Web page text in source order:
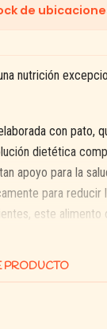
de
nutrición
con pato,
dietética
apoyo para la
para reducir
este alimento
naturales y
fuentes de
PRODUCTO